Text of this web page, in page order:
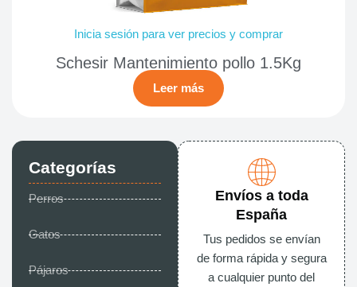
Categorías
Perros
Gatos
Pájaros
Envíos a toda
España
Tus pedidos se envían
de forma rápida y segura
a cualquier punto del
Inicia sesión para ver precios y comprar
Schesir Mantenimiento pollo 1.5Kg
Leer más